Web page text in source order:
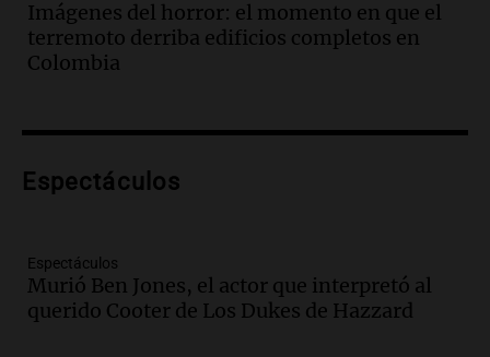
Panorama Federal
Episodios
afectados en varias localidades
Episodios
la justicia
Panorama Federal
Episodios
Imágenes del horror: el momento en que el
terremoto derriba edificios completos en
Colombia
Espectáculos
Espectáculos
Murió Ben Jones, el actor que interpretó al
querido Cooter de Los Dukes de Hazzard